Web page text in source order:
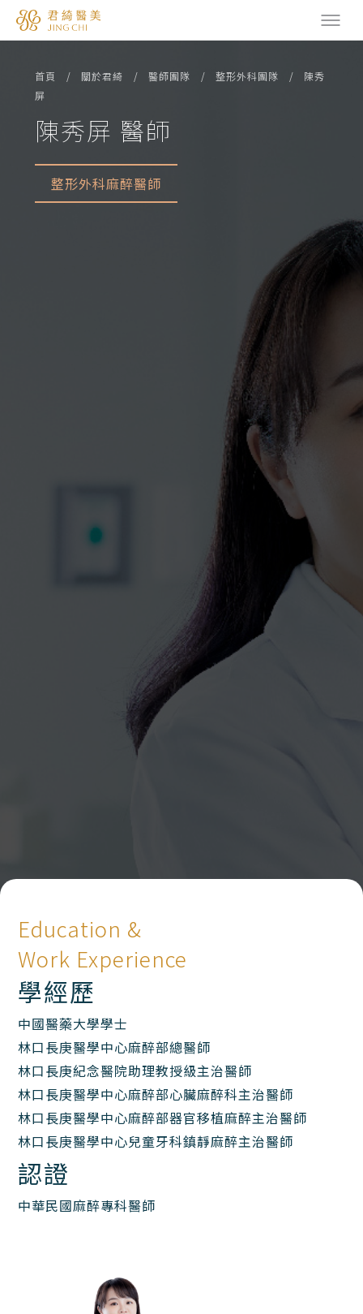
首頁 關於君綺 醫師團隊 整形外科團隊
陳秀
屏
陳秀屏 醫師
整形外科麻醉醫師
Education &
Work Experience
學經歷
中國醫藥大學學士
林口長庚醫學中心麻醉部總醫師
林口長庚紀念醫院助理教授級主治醫師
林口長庚醫學中心麻醉部心臟麻醉科主治醫師
林口長庚醫學中心麻醉部器官移植麻醉主治醫師
林口長庚醫學中心兒童牙科鎮靜麻醉主治醫師
認證
中華民國麻醉專科醫師